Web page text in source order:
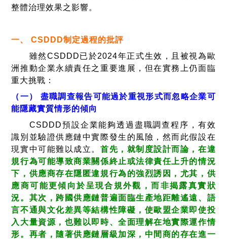
整體治理效果之影響。
一、 CSDDD制定過程的批評
雖然CSDDD已於2024年正式生效，且被視為歐
洲推動企業永續責任之重要進展，但在實務上仍面臨
重大挑戰：
（一） 盡職調查報告可能過於重視形式而忽略企業可
能隱藏實質情形的傾向
CSDDD預設企業能夠透過盡職調查程序，有效
識別並驗證供應鏈中實際發生的風險，然而此假設在
現實中可能難以成立。 首先，就制度設計而論，在違
規行為可能導致商業關係終止或法律責任上升的情況
下，供應商存在隱匿違規行為的強烈誘因，尤其，供
應商可能更傾向於呈現合規外觀，而非揭露真實狀
況。其次，跨國供應鏈普遍面臨生產地距離遙遠、語
言不通與文化差異等結構性障礙，使歐盟企業即使投
入大量資源，也難以即時、全面理解在地實際運作情
形。再者，隨著供應鏈層級加深，中間商的存在進一